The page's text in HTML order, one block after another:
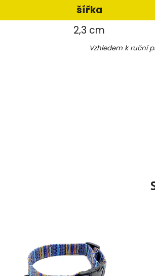
šířka
2,3 cm
Vzhledem k ruční